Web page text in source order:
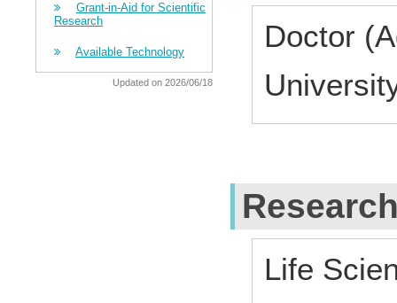
Grant-in-Aid for Scientific
Research
Available Technology
Updated on 2026/06/18
Doctor
Life